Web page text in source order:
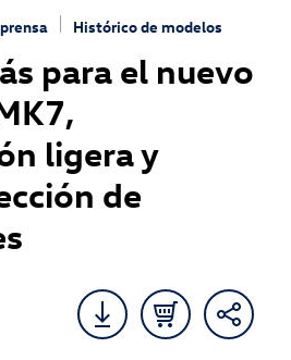
Histórico de modelos
para el nuevo
ligera y
de